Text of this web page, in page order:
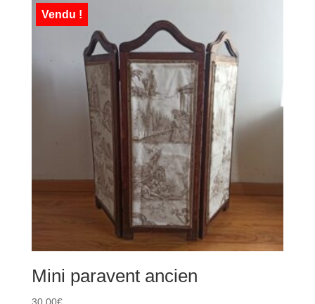
Vendu !
Mini paravent ancien
30,00€